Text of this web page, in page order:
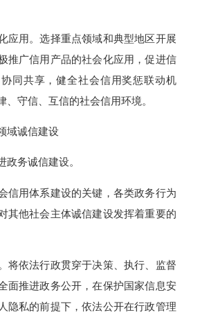
用。选择重点领域和典型地区开展
推广信用产品的社会化应用，促进信
同共享，健全社会信用奖惩联动机
、守信、互信的社会信用环境。
域诚信建设
务诚信建设。
用体系建设的关键，各类政务行为
其他社会主体诚信建设发挥着重要的
依法行政贯穿于决策、执行、监督
面推进政务公开，在保护国家信息安
隐私的前提下，依法公开在行政管理